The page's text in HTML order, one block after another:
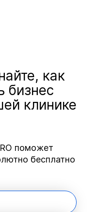
как
бизнес
клинике
поможет
бесплатно